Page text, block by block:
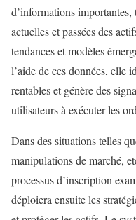
d’informations
actuelles et passées des
tendances et modèles
l’aide de ces données, elle
rentables et génère des
utilisateurs à exécuter les
Dans des situations telles
manipulations de marché,
processus d’inscription
déploiera ensuite les